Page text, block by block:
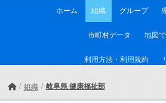
ホーム 組織 グループ
市町村データ 地図
利用方法・利用規約
組織 岐阜県 健康福祉部